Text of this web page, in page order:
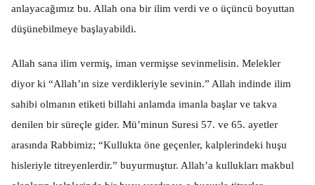
anlayacağımız bu. Allah ona bir ilim verdi ve o üçüncü boyuttan
düşünebilmeye başlayabildi.
Allah sana ilim vermiş, iman vermişse sevinmelisin. Melekler
diyor ki “Allah’ın size verdikleriyle sevinin.” Allah indinde ilim
sahibi olmanın etiketi billahi anlamda imanla başlar ve takva
denilen bir süreçle gider. Mü’minun Suresi 57. ve 65. ayetler
arasında Rabbimiz; “Kullukta öne geçenler, kalplerindeki huşu
hisleriyle titreyenlerdir.” buyurmuştur. Allah’a kullukları makbul